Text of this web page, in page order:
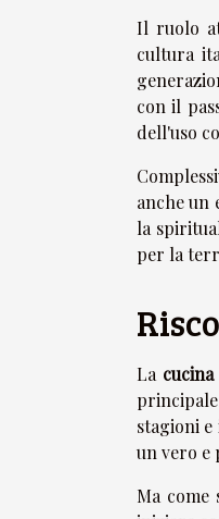
Il ruolo
cultura
con il
dell'uso
anche un
la
per la
La
stagioni
un vero e
Ma